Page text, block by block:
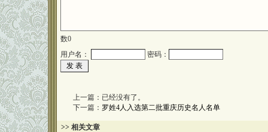
数0
用户名：
密码：
上一篇：已经没有了。
下一篇： 罗姓4人入选第二批重庆历史名人名单
>> 相关文章